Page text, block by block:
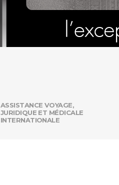
ASSISTANCE VOYAGE,
JURIDIQUE ET MÉDICALE
INTERNATIONALE